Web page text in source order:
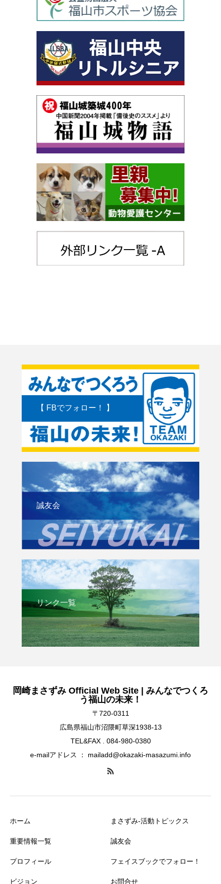
【 FBでフォロー！ 】
誠友会
リンク一覧
岡崎まさずみ Official Web Site | みんなでつくろ
う福山の未来！
〒720-0311
広島県福山市沼隈町草深1938-13
TEL&FAX . 084-980-0380
e-mailアドレス ： mailadd@okazaki-masazumi.info
ホーム
重要情報一覧
プロフィール
ビジョン
まさずみ-活動トピックス
誠友会
フェイスブックでフォロー！
お問合せ